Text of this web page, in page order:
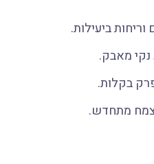
ביעילות.
מאבק.
בקלות.
מתחדש.